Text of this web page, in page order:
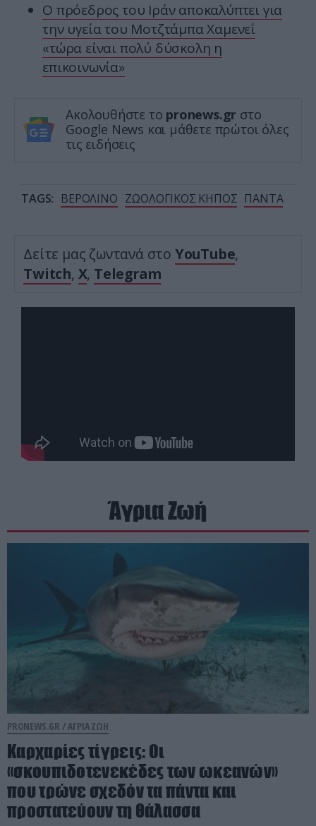
Ο πρόεδρος του Ιράν αποκαλύπτει για
την υγεία του Μοτζτάμπα Χαμενεΐ
«τώρα είναι πολύ δύσκολη η
επικοινωνία»
Ακολουθήστε το pronews.gr στο
Google News και μάθετε πρώτοι όλες
τις ειδήσεις
TAGS: ΒΕΡΟΛΙΝΟ ΖΩΟΛΟΓΙΚΟΣ ΚΗΠΟΣ ΠΑΝΤΑ
Δείτε μας ζωντανά στο YouTube,
Twitch, X, Telegram
Άγρια Ζωή
PRONEWS.GR /ΑΓΡΙΑ ΖΩΗ
Καρχαρίες τίγρεις: Οι
«σκουπιδοτενεκέδες των ωκεανών»
που τρώνε σχεδόν τα πάντα και
προστατεύουν τη θάλασσα